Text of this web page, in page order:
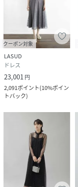
クーポン対象
LASUD
ドレス
23,001円
2,091ポイント(10%ポイン
トバック)